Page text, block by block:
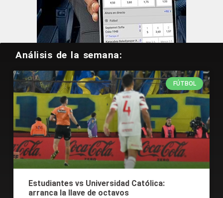
Análisis de la semana:
FÚTBOL
Estudiantes vs Universidad Católica:
arranca la llave de octavos